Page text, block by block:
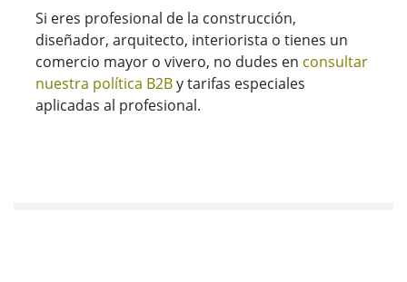
Si eres profesional de la construcción,
diseñador, arquitecto, interiorista o tienes un
comercio mayor o vivero, no dudes en consultar
nuestra política B2By tarifas especiales
aplicadas al profesional.